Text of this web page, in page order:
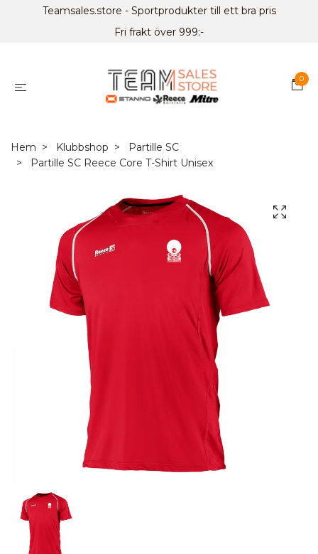
Teamsales.store - Sportprodukter till ett bra pris
Fri frakt över 999:-
0
Hem Klubbshop
Partille SC
Partille SC Reece Core T-Shirt Unisex